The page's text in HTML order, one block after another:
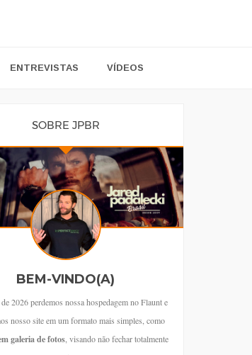
ENTREVISTAS VÍDEOS
SOBRE JPBR
BEM-VINDO(A)
2026 perdemos nossa hospedagem no Flaunt e
nosso site em um formato mais simples, como
galeria de fotos, visando não fechar totalmente